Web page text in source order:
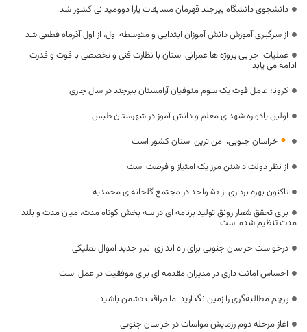
دانشجوی دانشگاه بیرجند قهرمان مسابقات پارا دوومیدانی کشور شد
از سرگیری آموزش دانش آموزان ابتدایی و متوسطه اول، از اول آذرماه قطعی شد
عملیات اجرایی پروژه ها عمرانی استان با نظارت فنی و تخصصی با قوت و قدرت
ادامه می یابد
کرونا؛ عامل فوت یک سوم متوفیان آرامستان بیرجند در سال جاری
اولین یادواره شهدای معلم و دانش آموز در شهرستان طبس
خراسان جنوبی، امن ترین استان کشور است
از نظر دولت داشتن مرز یک امتیاز و فرصت است
تاکنون بهره برداری از ۵۰ واحد در مجتمع گلخانه‌ای محمدیه
برای تحقق شعار رونق تولید برنامه ای در سه بخش کوتاه مدت، میان مدت و بلند
مدت تنظیم شده است
درخواست خراسان جنوبی برای راه اندازی انبار جدید اموال تملیکی
احساس امانت داری در مدیران مقدمه ای برای موفقیت در عمل است
پرچم مطالبه‌گری را زمین نگذارید اما مراقب دشمن باشید
آغاز مرحله دوم رزمایش مواسات در خراسان جنوبی